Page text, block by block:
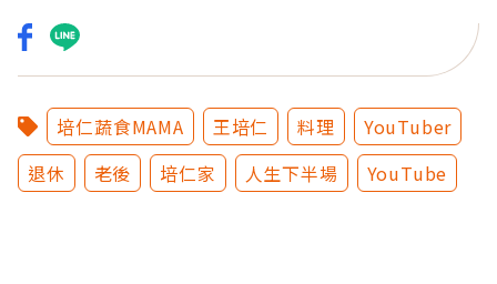
培仁蔬食MAMA 王培仁 料理
YouTuber
退休
老後 培仁家 人生下半場 YouTube